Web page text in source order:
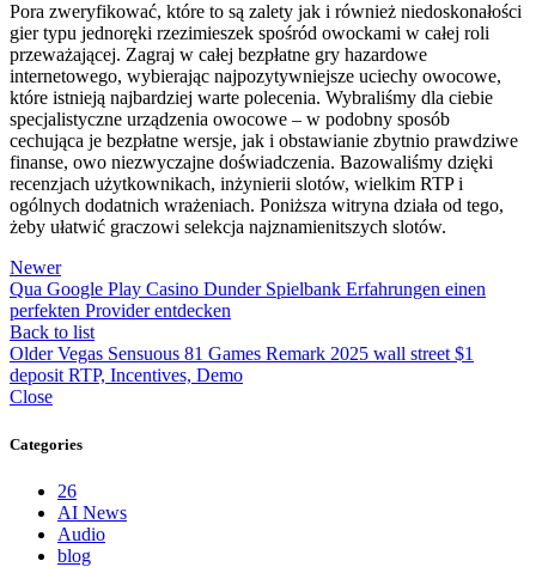
Pora zweryfikować, które to są zalety jak i również niedoskonałości
gier typu jednoręki rzezimieszek spośród owockami w całej roli
przeważającej. Zagraj w całej bezpłatne gry hazardowe
internetowego, wybierając najpozytywniejsze uciechy owocowe,
które istnieją najbardziej warte polecenia. Wybraliśmy dla ciebie
specjalistyczne urządzenia owocowe – w podobny sposób
cechująca je bezpłatne wersje, jak i obstawianie zbytnio prawdziwe
finanse, owo niezwyczajne doświadczenia. Bazowaliśmy dzięki
recenzjach użytkownikach, inżynierii slotów, wielkim RTP i
ogólnych dodatnich wrażeniach. Poniższa witryna działa od tego,
żeby ułatwić graczowi selekcja najznamienitszych slotów.
Newer
Qua Google Play Casino Dunder Spielbank Erfahrungen einen
perfekten Provider entdecken
Back to list
Older Vegas Sensuous 81 Games Remark 2025 wall street $1
deposit RTP, Incentives, Demo
Close
Categories
26
AI News
Audio
blog